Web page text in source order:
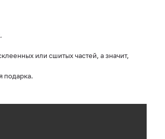
или сшитых частей, а значит,
подарка.